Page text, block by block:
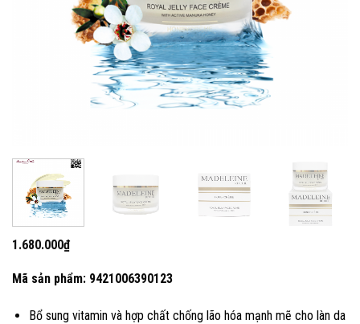
1.680.000₫
Mã sản phẩm: 9421006390123
Bổ sung vitamin và hợp chất chống lão hóa mạnh mẽ cho làn da